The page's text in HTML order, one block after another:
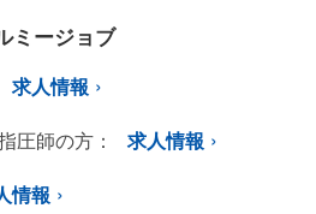
ミージョブ
求人情報
圧師の方：
求人情報
情報